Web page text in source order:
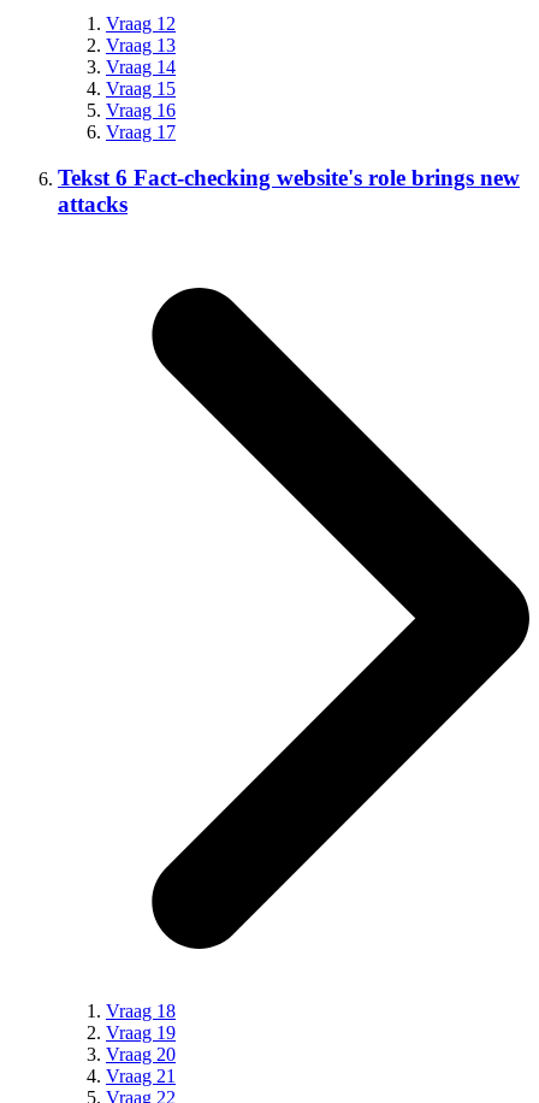
Vraag 12
Vraag 13
Vraag 14
Vraag 15
Vraag 16
Vraag 17
Tekst 6 Fact-checking website's role brings new
attacks
Vraag 18
Vraag 19
Vraag 20
Vraag 21
Vraag 22